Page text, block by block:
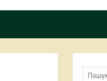
Пошук: